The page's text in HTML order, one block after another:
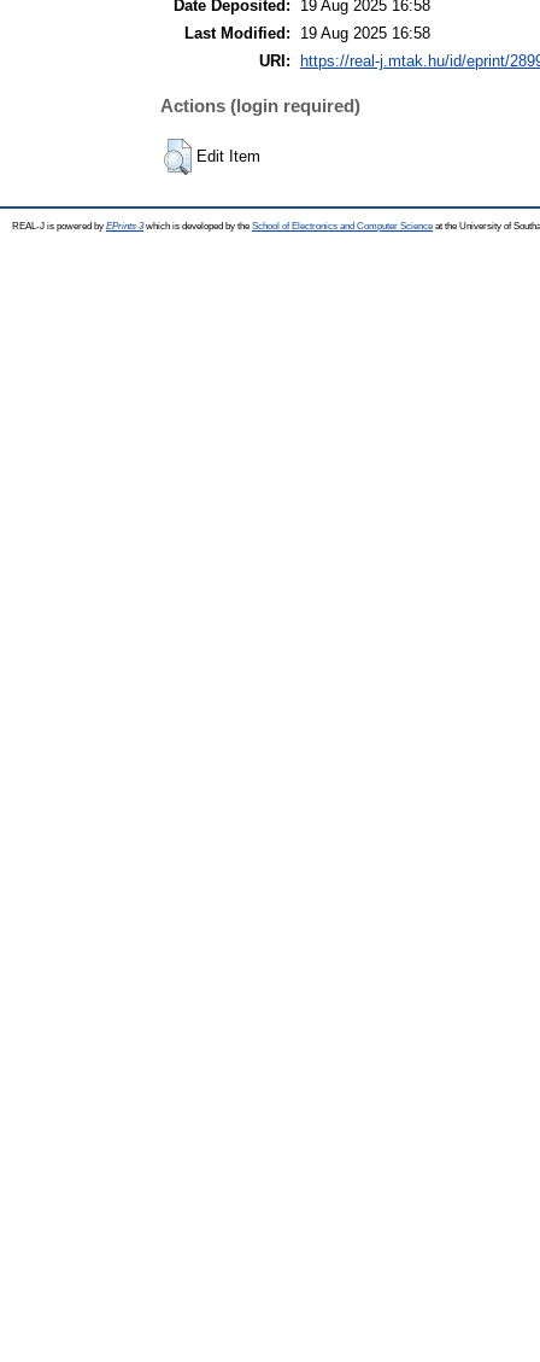
Date Deposited:
19 Aug 2025 16:58
Last Modified:
19 Aug 2025 16:58
URI:
https://real-j.mtak.hu/id/eprint/
Actions (login required)
Edit Item
REAL-J is powered by EPrints 3which is developed by the School of Electronics and Computer Science at the University of